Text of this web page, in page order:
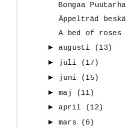
Bongaa Puutarha
Äppelträd
A bed of roses
► augusti
(13)
► juli
(17)
► juni
(15)
► maj
(11)
► april
(12)
► mars
(6)